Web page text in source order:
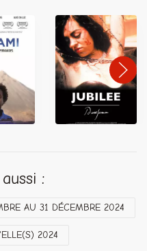
:
AU 31 DÉCEMBRE 2024
2024